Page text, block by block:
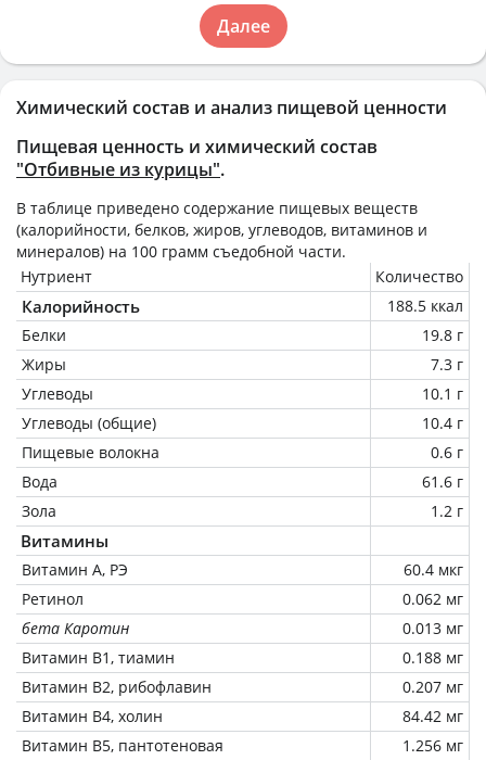
Химический состав и анализ пищевой ценности
Пищевая ценность и химический состав
"Отбивные из курицы".
В таблице приведено содержание пищевых веществ
(калорийности, белков, жиров, углеводов, витаминов и
минералов) на 100 грамм съедобной части.
Нутриент
Количество
Калорийность
188.5 ккал
Белки
19.8 г
Жиры
7.3 г
Углеводы
10.1 г
Углеводы (общие)
10.4 г
Пищевые волокна
0.6 г
Вода
61.6 г
Зола
1.2 г
Витамины
Витамин А, РЭ
60.4 мкг
Ретинол
0.062 мг
бета Каротин
0.013 мг
Витамин В1, тиамин
0.188 мг
Витамин В2, рибофлавин
0.207 мг
Витамин В4, холин
84.42 мг
Витамин В5, пантотеновая
1.256 мг
Далее